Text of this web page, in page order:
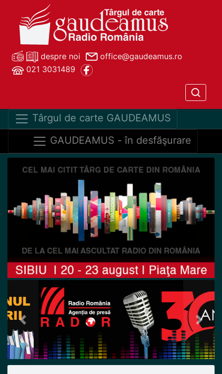
despre noi
office@gaudeamus.ro
021 3031489
Târgul de carte GAUDEAMUS
GAUDEAMUS - în desfăşurare
Previous Next